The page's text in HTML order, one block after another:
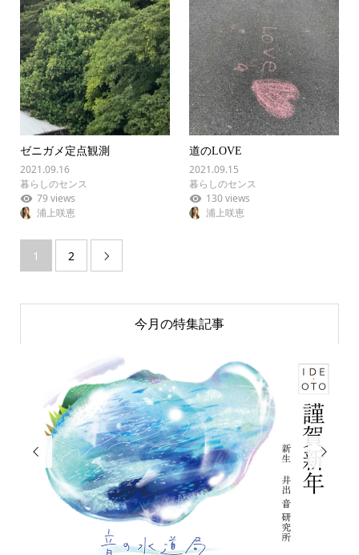
ゼニガメ定点観測
2021.09.16
暮らしのセンス
79 views
浦上咲恵
道のLOVE
2021.09.15
暮らしのセンス
130 views
浦上咲恵
1 2 
今月の特集記事
 